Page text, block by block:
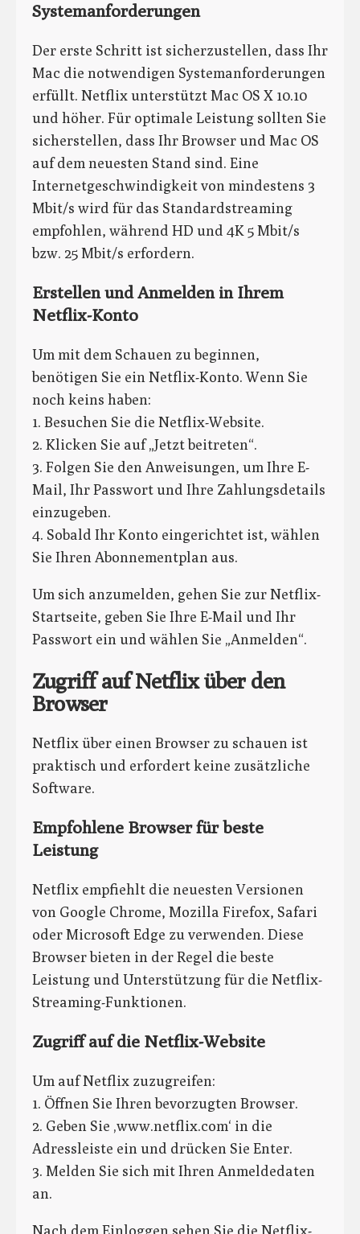
Systemanforderungen
Der erste Schritt ist sicherzustellen, dass Ihr
Mac die notwendigen Systemanforderungen
erfüllt. Netflix unterstützt Mac OS X 10.10
und höher. Für optimale Leistung sollten Sie
sicherstellen, dass Ihr Browser und Mac OS
auf dem neuesten Stand sind. Eine
Internetgeschwindigkeit von mindestens 3
Mbit/s wird für das Standardstreaming
empfohlen, während HD und 4K 5 Mbit/s
bzw. 25 Mbit/s erfordern.
Erstellen und Anmelden in Ihrem
Netflix-Konto
Um mit dem Schauen zu beginnen,
benötigen Sie ein Netflix-Konto. Wenn Sie
noch keins haben:
1. Besuchen Sie die Netflix-Website.
2. Klicken Sie auf „Jetzt beitreten“.
3. Folgen Sie den Anweisungen, um Ihre E-
Mail, Ihr Passwort und Ihre Zahlungsdetails
einzugeben.
4. Sobald Ihr Konto eingerichtet ist, wählen
Sie Ihren Abonnementplan aus.
Um sich anzumelden, gehen Sie zur Netflix-
Startseite, geben Sie Ihre E-Mail und Ihr
Passwort ein und wählen Sie „Anmelden“.
Zugriff auf Netflix über den
Browser
Netflix über einen Browser zu schauen ist
praktisch und erfordert keine zusätzliche
Software.
Empfohlene Browser für beste
Leistung
Netflix empfiehlt die neuesten Versionen
von Google Chrome, Mozilla Firefox, Safari
oder Microsoft Edge zu verwenden. Diese
Browser bieten in der Regel die beste
Leistung und Unterstützung für die Netflix-
Streaming-Funktionen.
Zugriff auf die Netflix-Website
Um auf Netflix zuzugreifen:
1. Öffnen Sie Ihren bevorzugten Browser.
2. Geben Sie ‚www.netflix.com‘ in die
Adressleiste ein und drücken Sie Enter.
3. Melden Sie sich mit Ihren Anmeldedaten
an.